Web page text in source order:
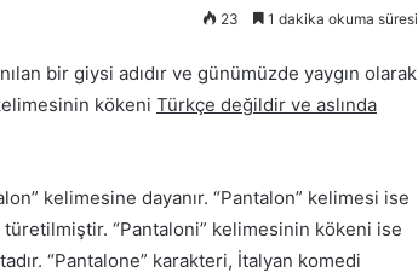
23 1 dakika okuma süresi
bir giysi adıdır ve günümüzde yaygın olarak
kökeni Türkçe değildir ve aslında
kelimesine dayanır. “Pantalon” kelimesi ise
“Pantaloni” kelimesinin kökeni ise
“Pantalone” karakteri, İtalyan komedi